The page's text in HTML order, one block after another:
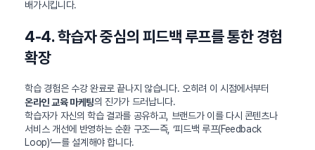
배가시킵니다.
4-4. 학습자 중심의 피드백 루프를 통한 경험
확장
학습 경험은 수강 완료로 끝나지 않습니다. 오히려 이 시점에서부터
온라인 교육 마케팅의 진가가 드러납니다.
학습자가 자신의 학습 결과를 공유하고, 브랜드가 이를 다시 콘텐츠나
서비스 개선에 반영하는 순환 구조—즉, ‘피드백 루프(Feedback
Loop)’—를 설계해야 합니다.